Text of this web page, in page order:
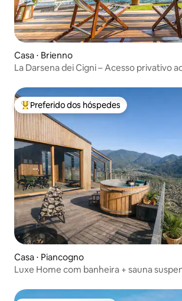
Casa ⋅ Brienno
La Darsena dei Cigni – Acesso privativo
Entre os melhores preferidos dos hóspedes
Preferido dos hóspedes
Casa ⋅ Piancogno
Luxe Home com banheira + sauna